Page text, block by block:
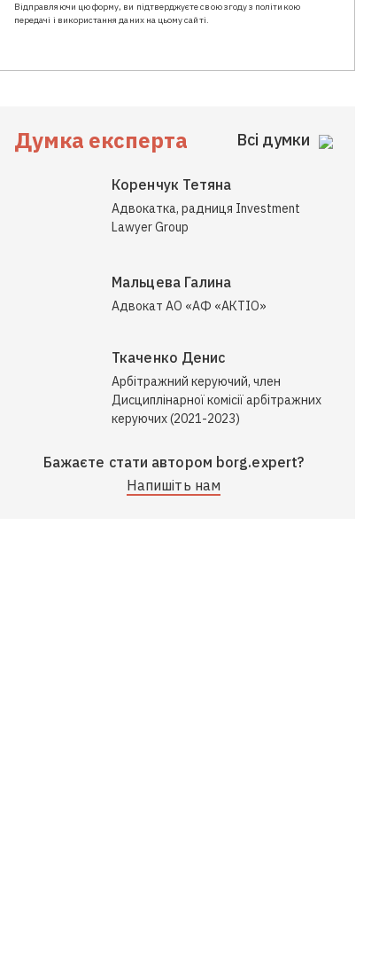
Відправляючи цю форму, ви підтверджуєте свою згоду з політикою
передачі і використання даних на цьому сайті.
Думка експерта Всі думки
Коренчук Тетяна
Адвокатка, радниця Investment
Lawyer Group
Мальцева Галина
Адвокат АО «АФ «АКТІО»
Ткаченко Денис
Арбітражний керуючий, член
Дисциплінарної комісії арбітражних
керуючих (2021-2023)
Бажаєте стати автором borg.expert?
Напишіть нам